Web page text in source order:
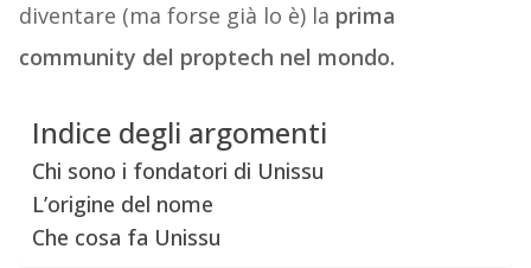
diventare (ma forse già lo è) la prima
community del proptech nel mondo.
Indice degli argomenti
Chi sono i fondatori di Unissu
L’origine del nome
Che cosa fa Unissu